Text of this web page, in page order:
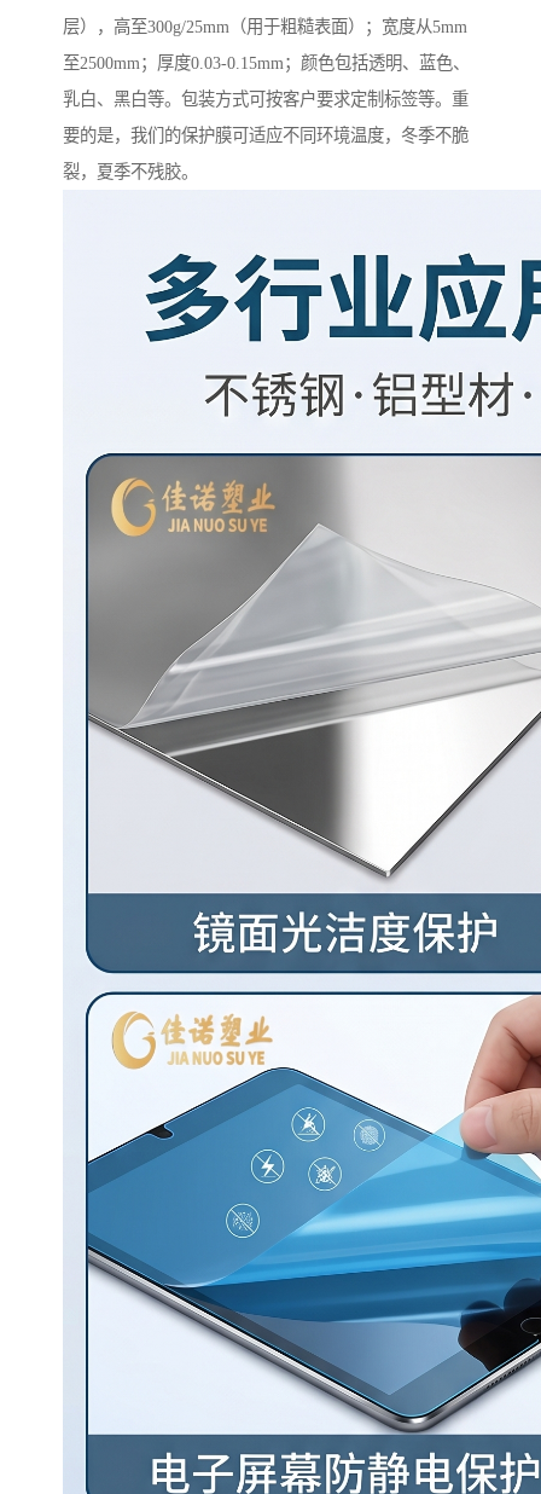
层），高至300g/25mm（用于粗糙表面）；宽度从5mm
至2500mm；厚度0.03-0.15mm；颜色包括透明、蓝色、
乳白、黑白等。包装方式可按客户要求定制标签等。重
要的是，我们的保护膜可适应不同环境温度，冬季不脆
裂，夏季不残胶。